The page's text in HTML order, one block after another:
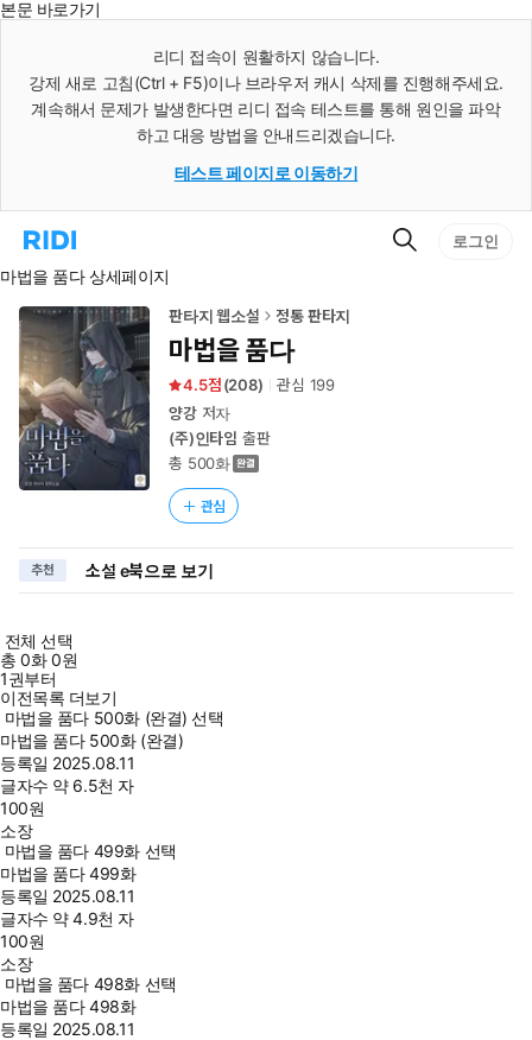
본문 바로가기
리디 접속이 원활하지 않습니다.
강제 새로 고침(Ctrl + F5)이나 브라우저 캐시 삭제를 진행해주세요.
계속해서 문제가 발생한다면 리디 접속 테스트를 통해 원인을 파악
하고 대응 방법을 안내드리겠습니다.
테스트 페이지로 이동하기
리
홈
로
이
동
검
로그인
마법을 품다 상세페이지
판타지 웹소설 정통 판타지
마법을 품다
4.5 (208) 관심 199
양강저자
(주)인타임 출판
총 500화
관심
추천 소설 e북으로 보기
전체 선택
총0화0원
1권부터
이전목록 더보기
마법을 품다 500화 (완결) 선택
마법을 품다 500화 (완결)
등록일 2025.08.11
글자수 약 6.5천 자
100원
소장
마법을 품다 499화 선택
마법을 품다 499화
등록일 2025.08.11
글자수 약 4.9천 자
100원
소장
마법을 품다 498화 선택
마법을 품다 498화
등록일 2025.08.11